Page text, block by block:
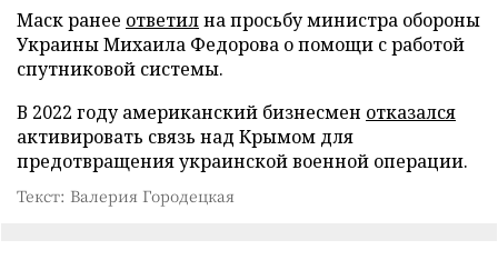
Маск ранее ответилна просьбу министра обороны
Украины Михаила Федорова о помощи с работой
спутниковой системы.
В 2022 году американский бизнесмен отказался
активировать связь над Крымом для
предотвращения украинской военной операции.
Текст: Валерия Городецкая